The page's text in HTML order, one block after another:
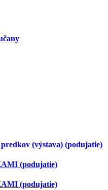
(výstava) (podujatie)
(podujatie)
(podujatie)